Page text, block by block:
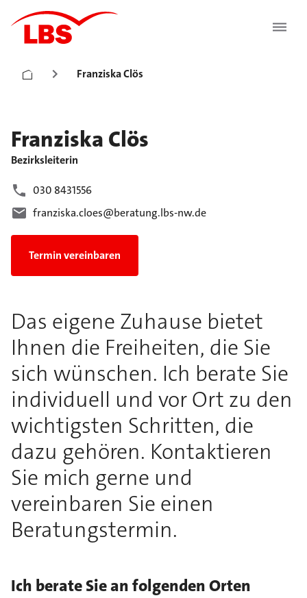
Franziska Clös
Franziska Clös
Bezirksleiterin
030 8431556
franziska.cloes@beratung.lbs-nw.de
Termin vereinbaren
Das eigene Zuhause bietet
Ihnen die Freiheiten, die Sie
sich wünschen. Ich berate Sie
individuell und vor Ort zu den
wichtigsten Schritten, die
dazu gehören. Kontaktieren
Sie mich gerne und
vereinbaren Sie einen
Beratungstermin.
Ich berate Sie an folgenden Orten